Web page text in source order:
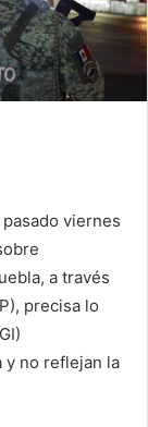
viernes
a través
precisa lo
y no reflejan la